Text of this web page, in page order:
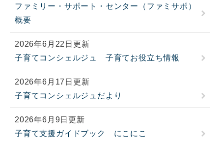
ファミリー・サポート・センター（ファミサポ）
概要
2026年6月22日更新
子育てコンシェルジュ 子育てお役立ち情報
2026年6月17日更新
子育てコンシェルジュだより
2026年6月9日更新
子育て支援ガイドブック にこにこ